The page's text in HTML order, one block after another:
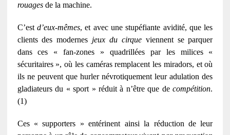
rouagesde la machine.
C’est d’eux-mêmes, et avec une stupéfiante avidité, que les
clients des modernes jeux du cirqueviennent se parquer
dans ces « fan-zones » quadrillées par les milices «
sécuritaires », où les caméras remplacent les miradors, et où
ils ne peuvent que hurler névrotiquement leur adulation des
gladiateurs du « sport » réduit à n’être que decompétition.
(1)
Ces « supporters » entérinent ainsi la réduction de leur